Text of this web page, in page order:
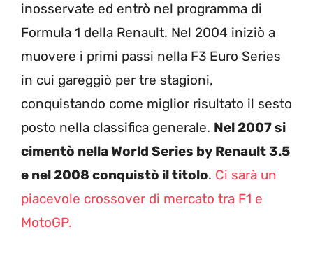
inosservate ed entrò nel programma di
Formula 1 della Renault. Nel 2004 iniziò a
muovere i primi passi nella F3 Euro Series
in cui gareggiò per tre stagioni,
conquistando come miglior risultato il sesto
posto nella classifica generale. Nel 2007 si
cimentò nella World Series by Renault 3.5
e nel 2008 conquistò il titolo. Ci sarà un
piacevole crossover di mercato tra F1 e
MotoGP.